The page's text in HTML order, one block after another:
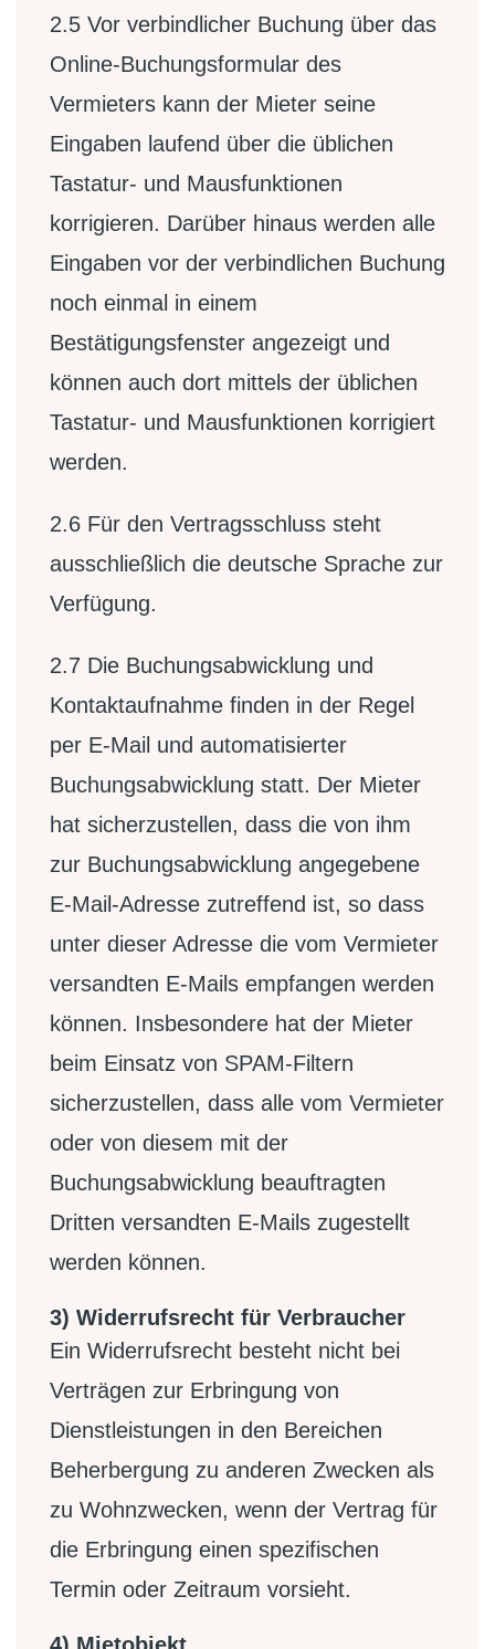
2.5 Vor verbindlicher Buchung über das
Online-Buchungsformular des
Vermieters kann der Mieter seine
Eingaben laufend über die üblichen
Tastatur- und Mausfunktionen
korrigieren. Darüber hinaus werden alle
Eingaben vor der verbindlichen Buchung
noch einmal in einem
Bestätigungsfenster angezeigt und
können auch dort mittels der üblichen
Tastatur- und Mausfunktionen korrigiert
werden.
2.6 Für den Vertragsschluss steht
ausschließlich die deutsche Sprache zur
Verfügung.
2.7 Die Buchungsabwicklung und
Kontaktaufnahme finden in der Regel
per E-Mail und automatisierter
Buchungsabwicklung statt. Der Mieter
hat sicherzustellen, dass die von ihm
zur Buchungsabwicklung angegebene
E-Mail-Adresse zutreffend ist, so dass
unter dieser Adresse die vom Vermieter
versandten E-Mails empfangen werden
können. Insbesondere hat der Mieter
beim Einsatz von SPAM-Filtern
sicherzustellen, dass alle vom Vermieter
oder von diesem mit der
Buchungsabwicklung beauftragten
Dritten versandten E-Mails zugestellt
werden können.
3) Widerrufsrecht für Verbraucher
Ein Widerrufsrecht besteht nicht bei
Verträgen zur Erbringung von
Dienstleistungen in den Bereichen
Beherbergung zu anderen Zwecken als
zu Wohnzwecken, wenn der Vertrag für
die Erbringung einen spezifischen
Termin oder Zeitraum vorsieht.